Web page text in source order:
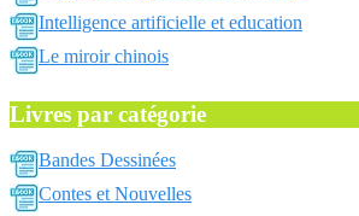
Intelligence artificielle et education
Le miroir chinois
Livres par catégorie
Bandes Dessinées
Contes et Nouvelles